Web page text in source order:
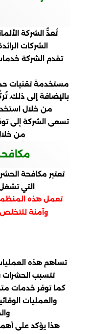
تُعَدُّ الشركة
الشركات
تقدم الشركة
مستخدمةً تقنيات
بالإضافة إلى ذلك،
من خلال
تسعى الشركة إلى
من
تعتبر مكافحة
التي
تعمل هذه
وآمنة
تساهم هذه
تتسبب
كما توفر خدمات
والعمليات
هذا يؤكد على